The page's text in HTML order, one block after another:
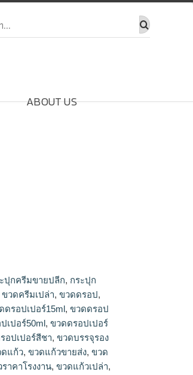
ABOUT US
ปุกครีมขายปลีก, กระปุก
ขวดครีมเปล่า,ขวดดรอป,
ดรอปเปอร์15ml,ขวดดรอป
เปอร์50ml,ขวดดรอปเปอร์
อปเปอร์สีชา,ขวดบรรจุรอง
แก้ว,ขวดแก้วขายส่ง,ขวด
าคาโรงงาน,ขวดแก้วเปล่า,